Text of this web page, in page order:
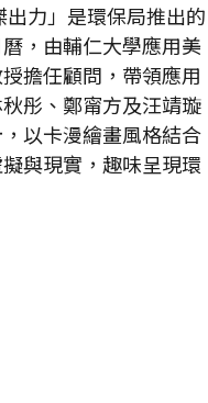
出力」是環保局推出的
，由輔仁大學應用美
擔任顧問，帶領應用
彤、鄭甯方及汪靖璇
以卡漫繪畫風格結合
與現實，趣味呈現環